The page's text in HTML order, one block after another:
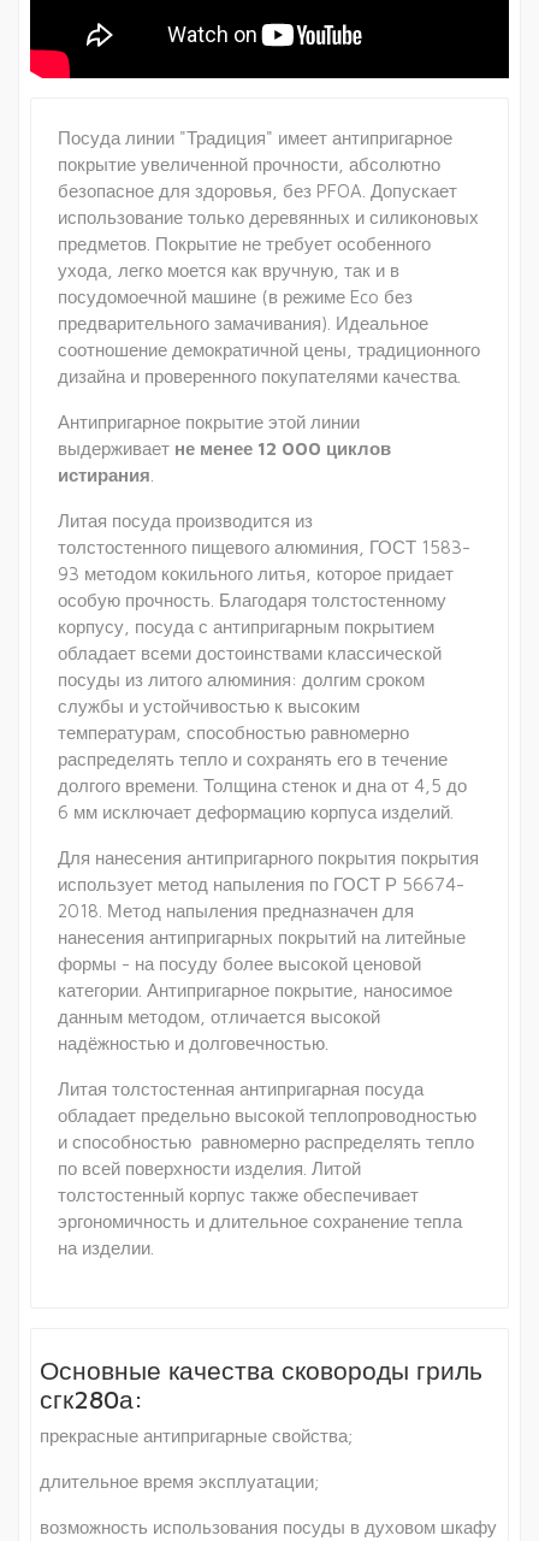
Посуда линии "Традиция" имеет антипригарное
покрытие увеличенной прочности, абсолютно
безопасное для здоровья, без PFOA. Допускает
использование только деревянных и силиконовых
предметов. Покрытие не требует особенного
ухода, легко моется как вручную, так и в
посудомоечной машине (в режиме Eco без
предварительного замачивания). Идеальное
соотношение демократичной цены, традиционного
дизайна и проверенного покупателями качества.
Антипригарное покрытие этой линии
выдерживает не менее 12 000 циклов
истирания
Литая посуда производится из
толстостенного пищевого алюминия, ГОСТ 1583-
93 методом кокильного литья, которое придает
особую прочность. Благодаря толстостенному
корпусу, посуда с антипригарным покрытием
обладает всеми достоинствами классической
посуды из литого алюминия: долгим сроком
службы и устойчивостью к высоким
температурам, способностью равномерно
распределять тепло и сохранять его в течение
долгого времени. Толщина стенок и дна от 4,5 до
6 мм исключает деформацию корпуса изделий.
Для нанесения антипригарного покрытия покрытия
использует метод напыления по ГОСТ Р 56674-
2018. Метод напыления предназначен для
нанесения антипригарных покрытий на литейные
формы - на посуду более высокой ценовой
категории. Антипригарное покрытие, наносимое
данным методом, отличается высокой
надёжностью и долговечностью.
Литая толстостенная антипригарная посуда
обладает предельно высокой теплопроводностью
и способностью равномерно распределять тепло
по всей поверхности изделия. Литой
толстостенный корпус также обеспечивает
эргономичность и длительное сохранение тепла
на изделии.
Основные качества сковороды гриль
сгк280а:
прекрасные антипригарные свойства;
длительное время эксплуатации;
возможность использования посуды в духовом шкафу